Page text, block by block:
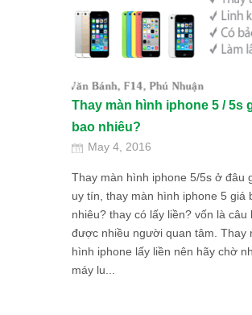
Thay màn hình iphone 5 / 5s
bao nhiêu?
May 4, 2016
Thay màn hình iphone 5/5s ở đâu
uy tín, thay màn hình iphone 5 giá
nhiêu? thay có lấy liền? vốn là câu
được nhiều người quan tâm. Thay
hình iphone lấy liền nên hãy chờ
máy lu...